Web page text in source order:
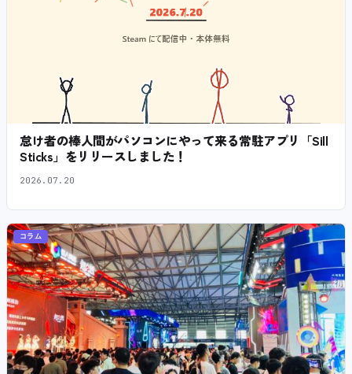
怠け者の棒人間がパソコンにやって来る常駐アプリ「Sill
Sticks」をリリースしました！
2026.07.20
コラム